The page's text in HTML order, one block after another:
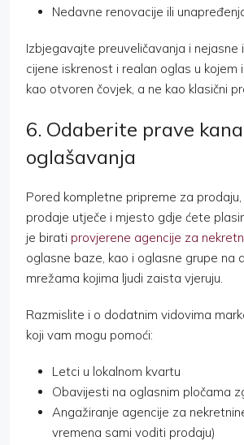
Nedavne renovacije ili
Izbjegavajte preuveličavanja i nejasne
cijene iskrenost i realan oglas u kojem
kao otvoren čovjek, a ne kao klasični
6. Odaberite prave
oglašavanja
Pored kompletne pripreme za prodaju,
prodaje utječe i mjesto gdje ćete
je birati provjerene agencije za
oglasne baze, kao i oglasne grupe na
mrežama kojima ljudi zaista vjeruju.
Razmislite i o dodatnim vidovima
koji vam mogu pomoći:
Letci u lokalnom kvartu
Obavijesti na oglasnim pločama
Angažiranje agencije za
vremena sami voditi prodaju)